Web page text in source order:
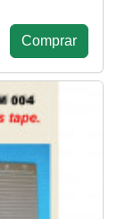
Сomprar